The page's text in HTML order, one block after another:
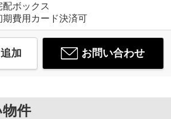
配ボックス
期費用カード決済可
加 お問い合わせ
件